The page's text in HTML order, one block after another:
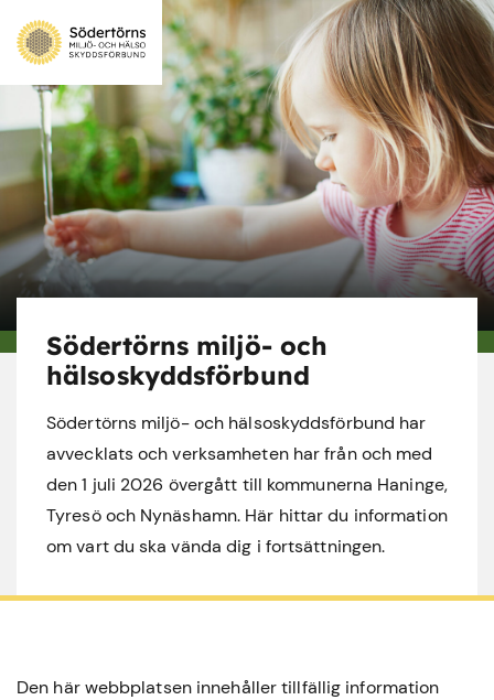
Södertörns miljö- och
hälsoskyddsförbund
Södertörns miljö- och hälsoskyddsförbund har
avvecklats och verksamheten har från och med
den 1 juli 2026 övergått till kommunerna Haninge,
Tyresö och Nynäshamn. Här hittar du information
om vart du ska vända dig i fortsättningen.
Den här webbplatsen innehåller tillfällig information